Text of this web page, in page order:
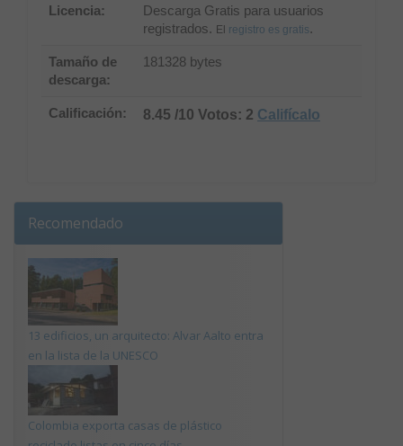
Licencia:
Descarga Gratis para usuarios
registrados. El registro es gratis.
Tamaño de
descarga:
181328 bytes
Calificación: 8.45 /10 Votos: 2 Califícalo
Recomendado
13 edificios, un arquitecto: Alvar Aalto entra
en la lista de la UNESCO
Colombia exporta casas de plástico